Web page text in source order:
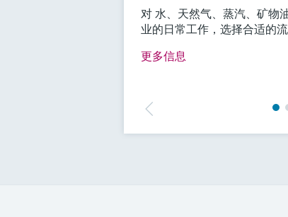
对 水、天然气、蒸汽、矿物
业的日常工作，选择合适的
更多信息